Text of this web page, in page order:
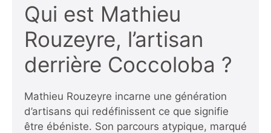
Qui est Mathieu
Rouzeyre, l’artisan
derrière Coccoloba ?
Mathieu Rouzeyre incarne une génération
d’artisans qui redéfinissent ce que signifie
être ébéniste. Son parcours atypique, marqué